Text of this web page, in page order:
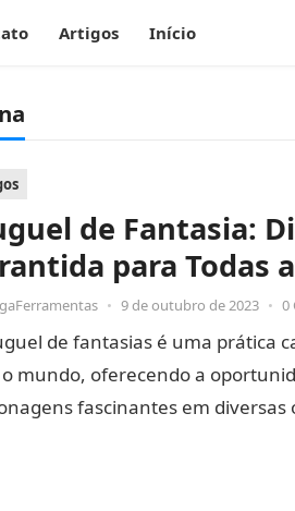
Artigos Início
de Fantasia:
para Todas
• 9 de outubro de 2023 • 0
de fantasias é uma prática
mundo, oferecendo a
fascinantes em diversas